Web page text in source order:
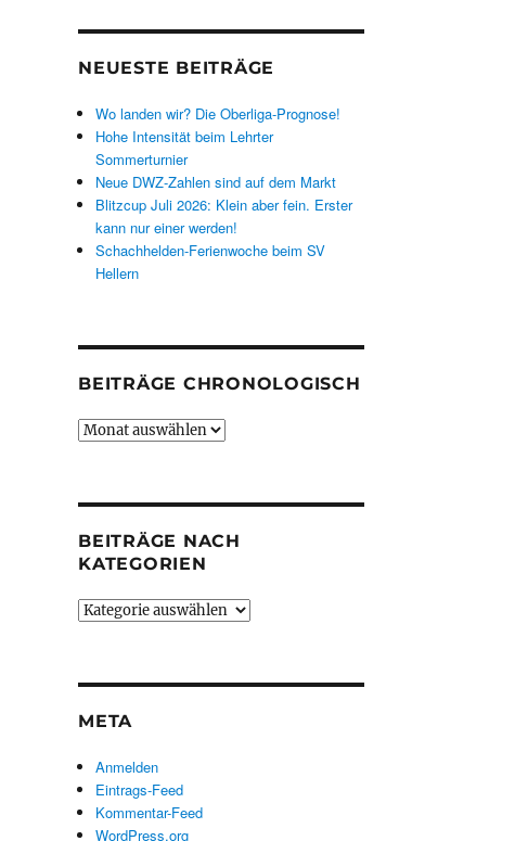
NEUESTE BEITRÄGE
Wo landen wir? Die Oberliga-Prognose!
Hohe Intensität beim Lehrter
Sommerturnier
Neue DWZ-Zahlen sind auf dem Markt
Blitzcup Juli 2026: Klein aber fein. Erster
kann nur einer werden!
Schachhelden-Ferienwoche beim SV
Hellern
BEITRÄGE CHRONOLOGISCH
Beiträge
BEITRÄGE NACH
KATEGORIEN
Beiträge
META
Anmelden
Eintrags-Feed
Kommentar-Feed
WordPress.org